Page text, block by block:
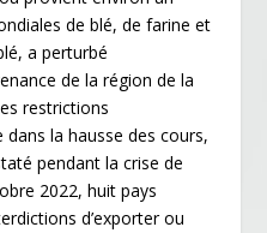
de blé, de farine et
a perturbé
de la région de la
restrictions
la hausse des cours,
pendant la crise de
2022, huit pays
d’exporter ou